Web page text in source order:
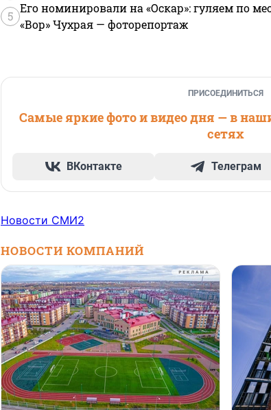
5
Его номинировали на «Оскар»: гуляем по
«Вор» Чухрая — фоторепортаж
ПРИСОЕДИНИТЬСЯ
Самые яркие фото и видео дня — в
сетях
ВКонтакте Телеграм
Новости СМИ2
НОВОСТИ КОМПАНИЙ